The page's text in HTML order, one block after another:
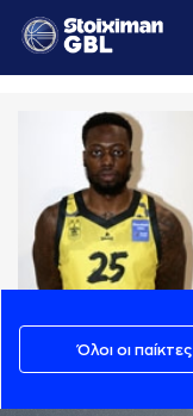
Όλοι οι παίκτες